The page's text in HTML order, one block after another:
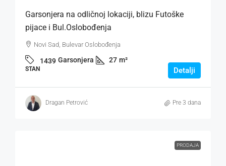
Garsonjera na odličnoj lokaciji, blizu Futoške
pijace i Bul.Oslobođenja
Novi Sad, Bulevar Oslobođenja
1439 Garsonjera 27 m²
STAN Detalji
Dragan Petrović Pre 3 dana
PRODAJA